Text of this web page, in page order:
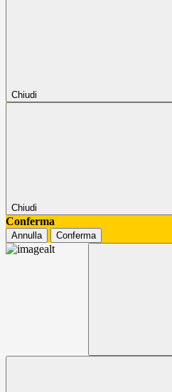
Chiudi
Chiudi
Conferma
Annulla Conferma